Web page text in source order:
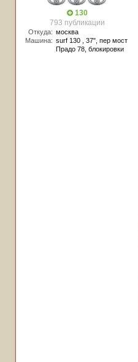
130
793 публикации
Откуда: москва
Машина: surf 130 , 37", пер мост
Прадо 78, блокировки